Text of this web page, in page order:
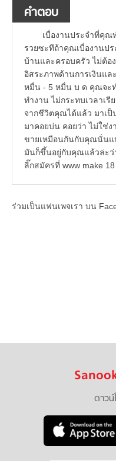
คำตอบ
เบื่องานประจำที่คุณ
รวยซะทีถ้าคุณเบื่องานป
บ้านและครอบครัว ไม่ต้อ
อิสระภาพด้านการเงินแล
หมื่น - 5 หมื่น บ ด คุณจะ
ทำงาน ไม่กระทบเวลาเรี
จากชีวิตคุณได้แล้ว มาเป็
มาคอยบ่น คอยว่า ไม่ใช่ง
ขายเหมือนกันกับคุณนั่นแ
มันก็ขึ้นอยู่กับคุณแล้วล่ะว่
ลิ๊กสมัครที่ www make
ร่วมเป็นแฟนเพจเรา บน
ดาวน์